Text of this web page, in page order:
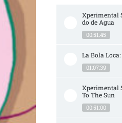
Xperimental
do de Agua
00:51:45
La Bola
01:07:39
Xperimental
To The Sun
00:51:00